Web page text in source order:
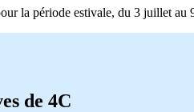
la période estivale, du 3 juillet au
de 4C